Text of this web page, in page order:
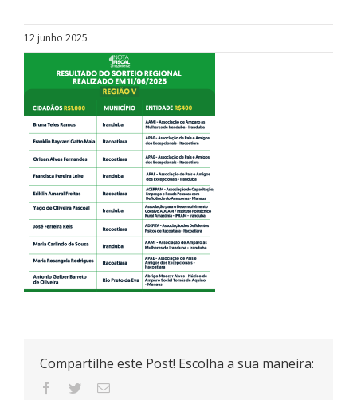
12 junho 2025
Compartilhe este Post! Escolha a sua maneira: